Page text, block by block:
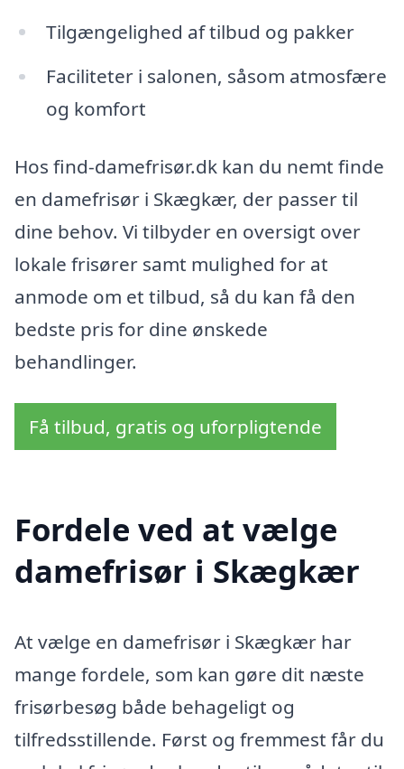
Tilgængelighed af tilbud og pakker
Faciliteter i salonen, såsom atmosfære
og komfort
Hos find-damefrisør.dk kan du nemt finde
en damefrisør i Skægkær, der passer til
dine behov. Vi tilbyder en oversigt over
lokale frisører samt mulighed for at
anmode om et tilbud, så du kan få den
bedste pris for dine ønskede
behandlinger.
Få tilbud, gratis og uforpligtende
Fordele ved at vælge
damefrisør i Skægkær
At vælge en damefrisør i Skægkær har
mange fordele, som kan gøre dit næste
frisørbesøg både behageligt og
tilfredsstillende. Først og fremmest får du